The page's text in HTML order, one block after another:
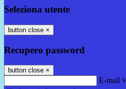
Seleziona utente
button close ×
Recupero password
button close ×
E-mail